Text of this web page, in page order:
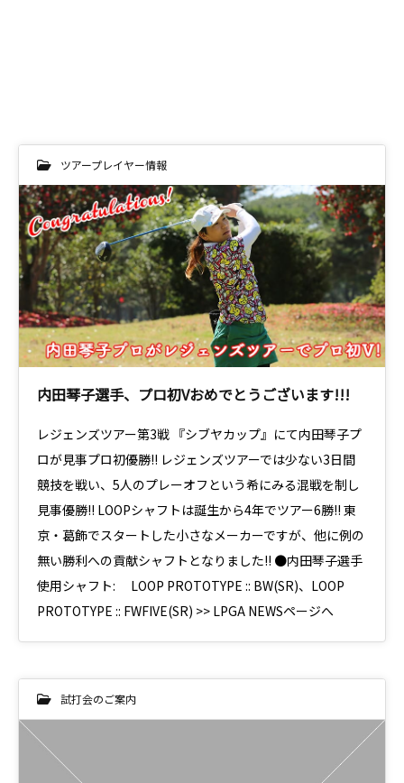
ツアープレイヤー情報
内田琴子選手、プロ初Vおめでとうございます!!!
レジェンズツアー第3戦 『シブヤカップ』にて内田琴子プ
ロが見事プロ初優勝!! レジェンズツアーでは少ない3日間
競技を戦い、5人のプレーオフという希にみる混戦を制し
見事優勝!! LOOPシャフトは誕生から4年でツアー6勝!! 東
京・葛飾でスタートした小さなメーカーですが、他に例の
無い勝利への貢献シャフトとなりました!! ●内田琴子選手
使用シャフト: LOOP PROTOTYPE :: BW(SR)、LOOP
PROTOTYPE :: FWFIVE(SR) >> LPGA NEWSページへ
試打会のご案内